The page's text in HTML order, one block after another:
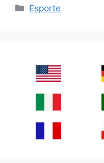
Categories
Esporte